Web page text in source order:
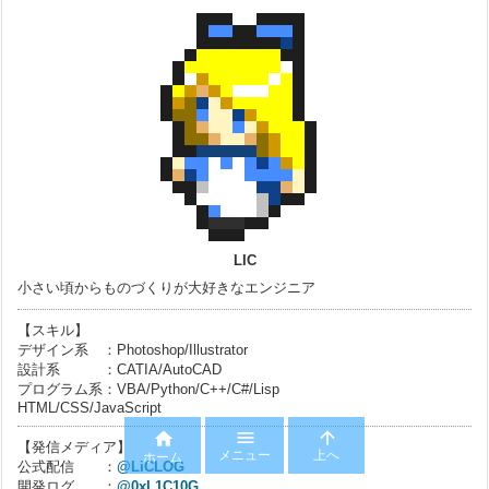
LIC
小さい頃からものづくりが大好きなエンジニア
【スキル】
デザイン系 ：Photoshop/Illustrator
設計系 ：CATIA/AutoCAD
プログラム系：VBA/Python/C++/C#/Lisp
HTML/CSS/JavaScript
【発信メディア】
公式配信 ： @LiCLOG

ホーム

メニュー

上へ